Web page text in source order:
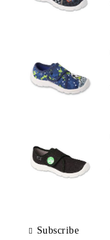
Subscribe